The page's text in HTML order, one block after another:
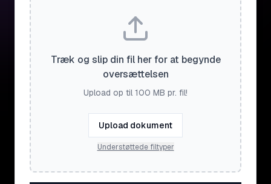
Træk og slip din fil her for at begynde
oversættelsen
Upload op til 100 MB pr. fil!
Upload dokument
Understøttede filtyper